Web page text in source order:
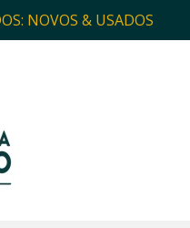
NOVOS & USADOS